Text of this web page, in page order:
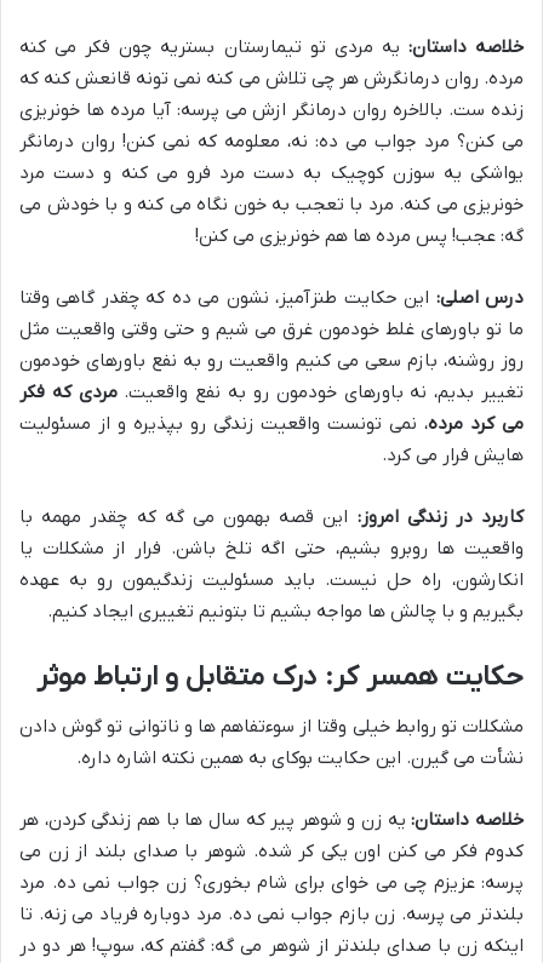
خلاصه داستان: یه مردی تو تیمارستان بستریه چون فکر می کنه
مرده. روان درمانگرش هر چی تلاش می کنه نمی تونه قانعش کنه که
زنده ست. بالاخره روان درمانگر ازش می پرسه: آیا مرده ها خونریزی
می کنن؟ مرد جواب می ده: نه، معلومه که نمی کنن! روان درمانگر
یواشکی یه سوزن کوچیک به دست مرد فرو می کنه و دست مرد
خونریزی می کنه. مرد با تعجب به خون نگاه می کنه و با خودش می
گه: عجب! پس مرده ها هم خونریزی می کنن!
درس اصلی: این حکایت طنزآمیز، نشون می ده که چقدر گاهی وقتا
ما تو باورهای غلط خودمون غرق می شیم و حتی وقتی واقعیت مثل
روز روشنه، بازم سعی می کنیم واقعیت رو به نفع باورهای خودمون
تغییر بدیم، نه باورهای خودمون رو به نفع واقعیت.مردی که فکر
می کرد مرده، نمی تونست واقعیت زندگی رو بپذیره و از مسئولیت
هایش فرار می کرد.
کاربرد در زندگی امروز: این قصه بهمون می گه که چقدر مهمه با
واقعیت ها روبرو بشیم، حتی اگه تلخ باشن. فرار از مشکلات یا
انکارشون، راه حل نیست. باید مسئولیت زندگیمون رو به عهده
بگیریم و با چالش ها مواجه بشیم تا بتونیم تغییری ایجاد کنیم.
حکایت همسر کر: درک متقابل و ارتباط موثر
مشکلات تو روابط خیلی وقتا از سوءتفاهم ها و ناتوانی تو گوش دادن
نشأت می گیرن. این حکایت بوکای به همین نکته اشاره داره.
خلاصه داستان:یه زن و شوهر پیر که سال ها با هم زندگی کردن، هر
کدوم فکر می کنن اون یکی کر شده. شوهر با صدای بلند از زن می
پرسه: عزیزم چی می خوای برای شام بخوری؟ زن جواب نمی ده. مرد
بلندتر می پرسه. زن بازم جواب نمی ده. مرد دوباره فریاد می زنه. تا
اینکه زن با صدای بلندتر از شوهر می گه: گفتم که، سوپ! هر دو در